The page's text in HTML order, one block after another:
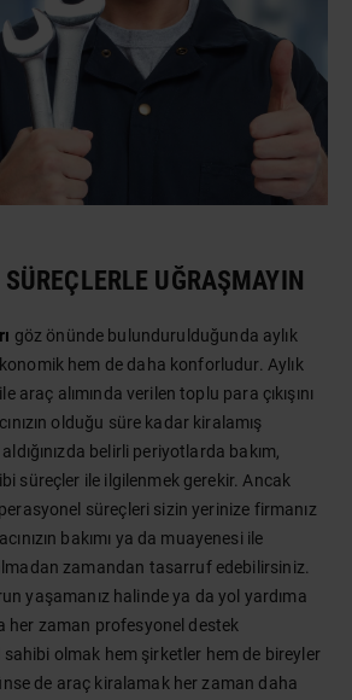
UĞRAŞMAYIN
göz önünde bulundurulduğunda aylık
hem de daha konforludur. Aylık
araç alımında verilen toplu para çıkışını
olduğu süre kadar kiralamış
belirli periyotlarda bakım,
süreçler ile ilgilenmek gerekir. Ancak
süreçleri sizin yerinize firmanız
bakımı ya da muayenesi ile
zamandan tasarruf edebilirsiniz.
yaşamanız halinde ya da yol yardıma
her zaman profesyonel destek
olmak hem şirketler hem de bireyler
de araç kiralamak her zaman daha